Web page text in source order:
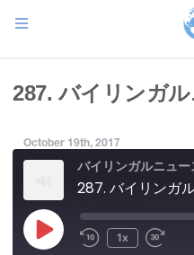
287. バイリンガ
October 19th, 2017
バイリンガルニュー
287. バイリンガ
Play
Episode
1x